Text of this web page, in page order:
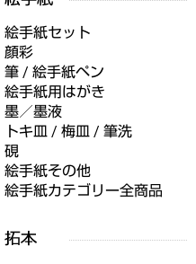
絵手紙セット
顔彩
筆 / 絵手紙ペン
絵手紙用はがき
墨／墨液
トキ皿 / 梅皿 / 筆洗
硯
絵手紙その他
絵手紙カテゴリー全商品